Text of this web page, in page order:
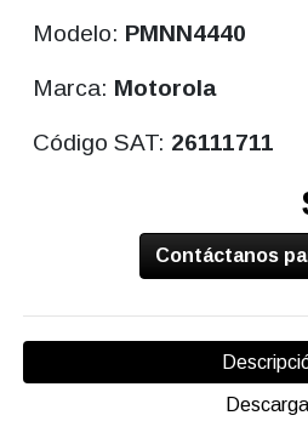
Modelo: PMNN4440
Marca: Motorola
Código SAT: 26111711
Contáctanos